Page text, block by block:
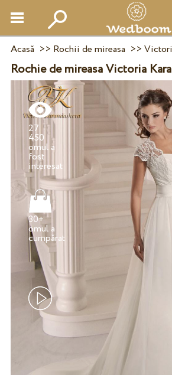
Acasă >> Rochii de mireasa >>
Rochie de mireasa Victoria
27
450
omul a
fost
30+
omul a